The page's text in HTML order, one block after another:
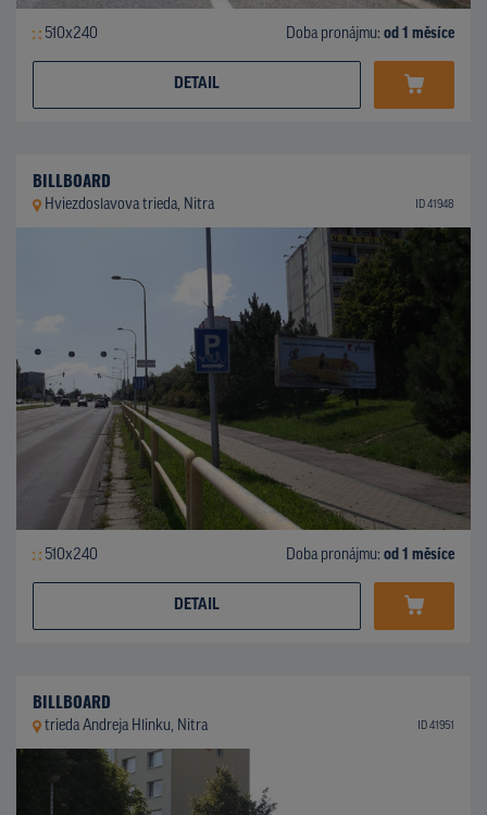
510x240 Doba pronájmu: od 1 měsíce
DETAIL
BILLBOARD
Hviezdoslavova trieda, Nitra ID 41948
510x240 Doba pronájmu: od 1 měsíce
DETAIL
BILLBOARD
trieda Andreja Hlinku, Nitra ID 41951